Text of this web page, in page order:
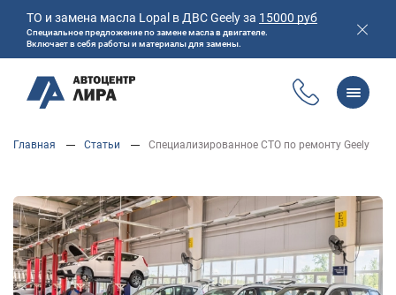
ТО и замена масла Lopal в ДВС Geely за 15000 руб
Специальное предложение по замене масла в двигателе.
Включает в себя работы и материалы для замены.
ОБСЛУЖИВАНИЕ И РЕМОНТ VOLVO
Главная Статьи Специализированное СТО по ремонту Geely